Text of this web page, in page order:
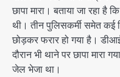
छापा मारा। बताया जा रहा है
थी। तीन पुलिसकर्मी समेत कई
छोड़कर फरार हो गया है।
दौरान भी थाने पर छापा मारा
जेल भेजा था।